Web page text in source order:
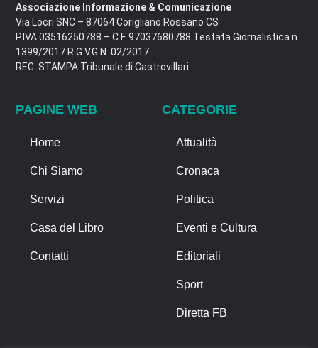
Associazione Informazione & Comunicazione
Via Locri SNC – 87064 Corigliano Rossano CS
P.IVA 03516250788 – C.F. 97037680788 Testata Giornalistica n.
1399/2017 R.G.V.G.N. 02/2017
REG. STAMPA Tribunale di Castrovillari
PAGINE WEB
Home
Chi Siamo
Servizi
Casa del Libro
Contatti
CATEGORIE
Attualità
Cronaca
Politica
Eventi e Cultura
Editoriali
Sport
Diretta FB